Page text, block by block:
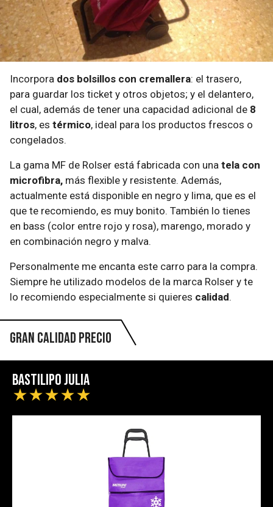
Incorpora dos bolsillos con cremallera: el trasero,
para guardar los ticket y otros objetos; y el delantero,
el cual, además de tener una capacidad adicional de 8
litros, es térmico, ideal para los productos frescos o
congelados.
La gama MF de Rolser está fabricada con una tela con
microfibra, más flexible y resistente. Además,
actualmente está disponible en negro y lima, que es el
que te recomiendo, es muy bonito. También lo tienes
en bass (color entre rojo y rosa), marengo, morado y
en combinación negro y malva.
Personalmente me encanta este carro para la compra.
Siempre he utilizado modelos de la marca Rolser y te
lo recomiendo especialmente si quieres calidad.
Gran calidad precio
Bastilipo Julia
★★★★★